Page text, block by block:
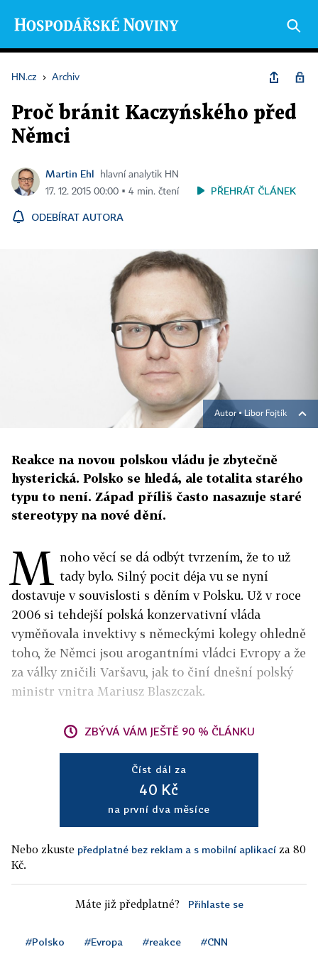
HN.cz › Archiv
Proč bránit Kaczyńského před
Němci
Martin Ehl
hlavní analytik HN
17. 12. 2015 00:00 ▪ 4 min. čtení
PŘEHRÁT ČLÁNEK
ODEBÍRAT AUTORA
Autor ▪ Libor Fojtík
Reakce na novou polskou vládu je zbytečně
hysterická. Polsko se hledá, ale totalita starého
typu to není. Západ příliš často nasazuje staré
stereotypy na nové dění.
M noho věcí se dá odbýt tvrzením, že to už
tady bylo. Silný pocit déja vu se nyní
dostavuje v souvislosti s děním v Polsku. Už v roce
2006 si tehdejší polská konzervativní vláda
vyměňovala invektivy s německými kolegy ohledně
toho, že Němci jsou arogantními vládci Evropy a že
za války zničili Varšavu, jak to činí dnešní polský
ministr vnitra Mariusz Blaszczak.
ZBÝVÁ VÁM JEŠTĚ 90 % ČLÁNKU
Číst dál za
40 Kč
na první dva měsíce
Nebo zkuste předplatné bez reklam a s mobilní aplikací za 80
Kč.
Máte již předplatné? Přihlaste se
#Polsko #Evropa #reakce #CNN